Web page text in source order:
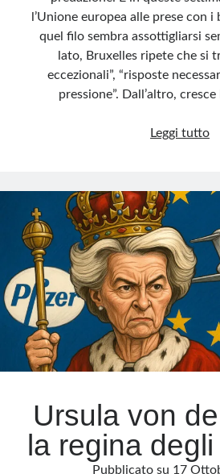
l’Unione europea alle prese con
quel filo sembra assottigliarsi
lato, Bruxelles ripete che si
eccezionali”, “risposte
pressione”. Dall’altro,
Leggi tuttoLa
i
Ursula von
la regina
Pubblicato su 17